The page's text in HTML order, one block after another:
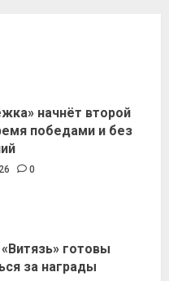
начнёт второй
победами и без
0
готовы
за награды